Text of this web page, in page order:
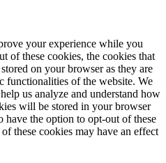
your experience while you
of these cookies, the cookies that
on your browser as they are
functionalities of the website. We
us analyze and understand how
will be stored in your browser
the option to opt-out of these
these cookies may have an effect